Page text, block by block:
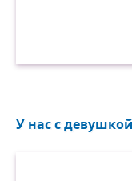
У нас с